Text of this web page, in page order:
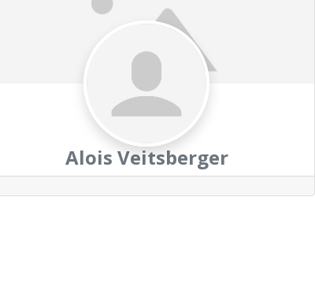
Alois Veitsberger